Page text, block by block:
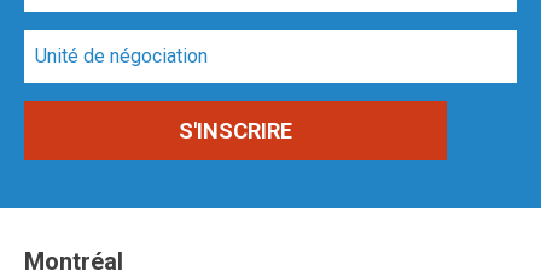
Montréal